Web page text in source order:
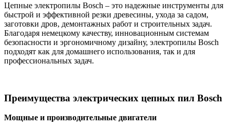
Цепные электропилы Bosch – это надежные инструменты для
быстрой и эффективной резки древесины, ухода за садом,
заготовки дров, демонтажных работ и строительных задач.
Благодаря немецкому качеству, инновационным системам
безопасности и эргономичному дизайну, электропилы Bosch
подходят как для домашнего использования, так и для
профессиональных задач.
Преимущества электрических цепных пил Bosch
Мощные и производительные двигатели